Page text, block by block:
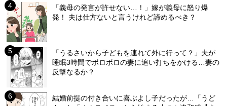
「義母の発言が許せない…！」嫁が義母に怒り爆
発！ 夫は仕方ないと言うけれど諦めるべき？
「うるさいから子どもを連れて外に行って？」夫が
睡眠3時間でボロボロの妻に追い打ちをかける…妻の
反撃なるか？
結婚前提の付き合いに喜ぶよし子だったが…「うど